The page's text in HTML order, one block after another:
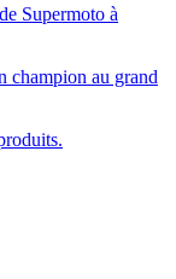
Supermoto à
au grand